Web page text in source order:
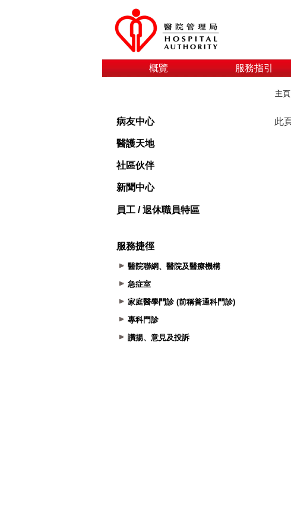
概覽 服務指引
病友中心
醫護天地
社區伙伴
新聞中心
員工 / 退休職員特區
服務捷徑
醫院聯網、醫院及醫療機構
急症室
家庭醫學門診 (前稱普通科門診)
專科門診
讚揚、意見及投訴
主頁